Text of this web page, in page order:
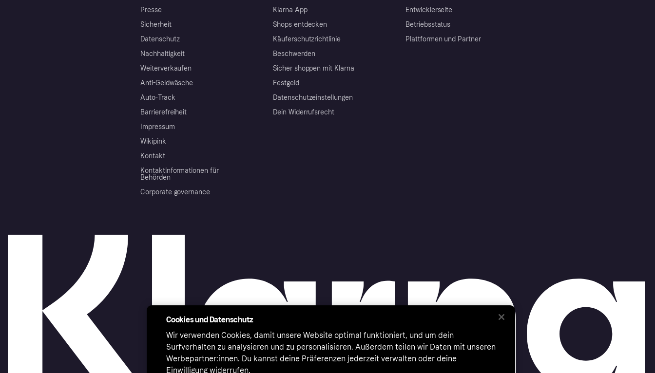
Presse
Sicherheit
Datenschutz
Nachhaltigkeit
Weiterverkaufen
Anti-Geldwäsche
Auto-Track
Barrierefreiheit
Impressum
Wikipink
Kontakt
Kontaktinformationen für
Behörden
Corporate governance
Klarna App
Shops entdecken
Käuferschutzrichtlinie
Beschwerden
Sicher shoppen mit Klarna
Festgeld
Datenschutzeinstellungen
Dein Widerrufsrecht
Entwicklerseite
Betriebsstatus
Plattformen und Partner
Cookies und Datenschutz
Wir verwenden Cookies, damit unsere Website optimal funktioniert, und um dein
Surfverhalten zu analysieren und zu personalisieren. Außerdem teilen wir Daten mit unseren
Werbepartner:innen. Du kannst deine Präferenzen jederzeit verwalten oder deine
Einwilligung widerrufen.